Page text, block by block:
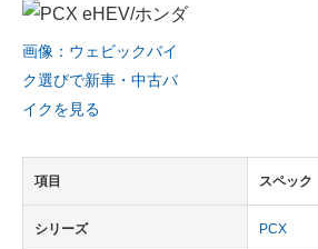
画像：ウェビックバイ
ク選びで新車・中古バ
イクを見る
項目 スペック
シリーズ PCX